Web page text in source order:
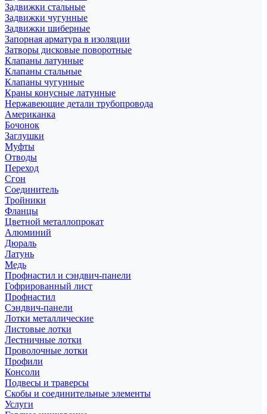
Задвижки стальные
Задвижки чугунные
Задвижки шиберные
Запорная арматура в изоляции
Затворы дисковые поворотные
Клапаны латунные
Клапаны стальные
Клапаны чугунные
Краны конусные латунные
Нержавеющие детали трубопровода
Американка
Бочонок
Заглушки
Муфты
Отводы
Переход
Сгон
Соединитель
Тройники
Фланцы
Цветной металлопрокат
Алюминий
Дюраль
Латунь
Медь
Профнастил и сэндвич-панели
Гофрированный лист
Профнастил
Сэндвич-панели
Лотки металлические
Листовые лотки
Лестничные лотки
Проволочные лотки
Профили
Консоли
Подвесы и траверсы
Скобы и соединительные элементы
Услуги